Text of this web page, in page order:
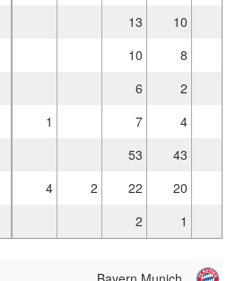
13
10
10 8
6 2
1 7
4
53
43
4 2 22 20
2 1